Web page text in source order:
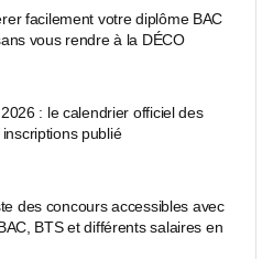
facilement votre diplôme BAC
vous rendre à la DÉCO
: le calendrier officiel des
publié
des concours accessibles avec
BTS et différents salaires en